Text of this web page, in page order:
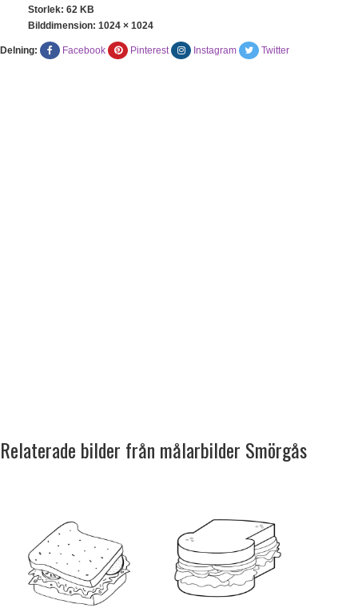
Storlek: 62 KB
Bilddimension: 1024 × 1024
Delning: Facebook Pinterest Instagram Twitter
Relaterade bilder från målarbilder Smörgås